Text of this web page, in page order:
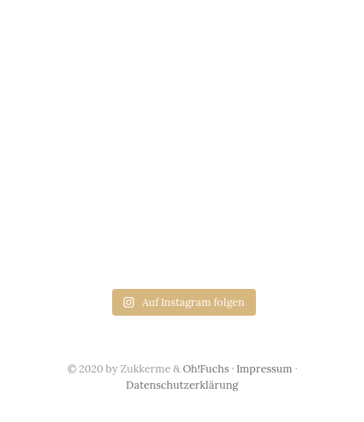
Auf Instagram folgen
© 2020 by Zukkerme &Oh!Fuchs· Impressum ·
Datenschutzerklärung